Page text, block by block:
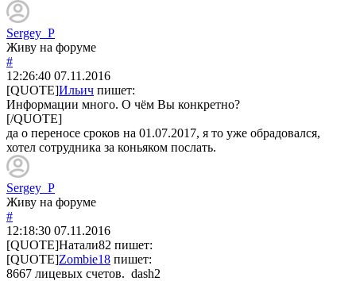
Sergey_P
Живу на форуме
#
12:26:40 07.11.2016
[QUOTE]Ильич пишет:
Информации много. О чём Вы конкретно?
[/QUOTE]
да о переносе сроков на 01.07.2017, я то уже обрадовался,
хотел сотрудника за коньяком послать.
Sergey_P
Живу на форуме
#
12:18:30 07.11.2016
[QUOTE]Натали82 пишет:
[QUOTE]Zombie18 пишет:
8667 лицевых счетов. dash2